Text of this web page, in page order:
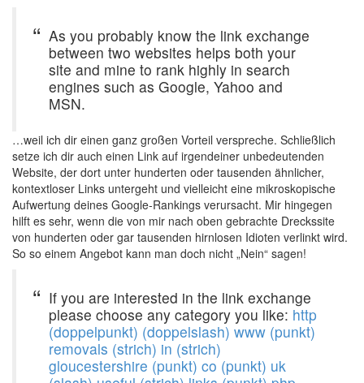
As you probably know the link exchange
between two websites helps both your
site and mine to rank highly in search
engines such as Google, Yahoo and
MSN.
…weil ich dir einen ganz großen Vorteil verspreche. Schließlich
setze ich dir auch einen Link auf irgendeiner unbedeutenden
Website, der dort unter hunderten oder tausenden ähnlicher,
kontextloser Links untergeht und vielleicht eine mikroskopische
Aufwertung deines Google-Rankings verursacht. Mir hingegen
hilft es sehr, wenn die von mir nach oben gebrachte Dreckssite
von hunderten oder gar tausenden hirnlosen Idioten verlinkt wird.
So so einem Angebot kann man doch nicht „Nein“ sagen!
If you are interested in the link exchange
please choose any category you like: http
(doppelpunkt) (doppelslash) www (punkt)
removals (strich) in (strich)
gloucestershire (punkt) co (punkt) uk